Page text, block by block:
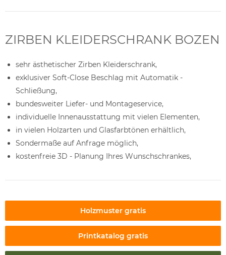
ZIRBEN KLEIDERSCHRANK BOZEN
sehr ästhetischer Zirben Kleiderschrank,
exklusiver Soft-Close Beschlag mit Automatik -
Schließung,
bundesweiter Liefer- und Montageservice,
individuelle Innenausstattung mit vielen Elementen,
in vielen Holzarten und Glasfarbtönen erhältlich,
Sondermaße auf Anfrage möglich,
kostenfreie 3D - Planung Ihres Wunschschrankes,
Holzmuster gratis
Printkatalog gratis